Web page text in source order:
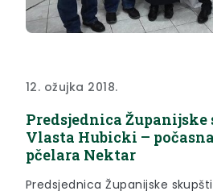
12. ožujka 2018.
Predsjednica
Vlasta Hubicki –
pčelara Nektar
Predsjednica Županijske